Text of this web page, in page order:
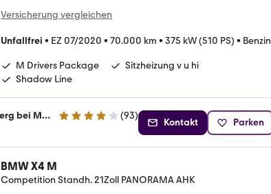
Versicherung vergleichen
Unfallfrei • EZ 07/2020 • 70.000 km • 375 kW (510 PS) • Benzin
M Drivers Package
Sitzheizung v u hi
Shadow Line
Auto Grill GmbH & Co KG Ebersberg bei München 4 Sterne (93)
Kontakt Parken
BMW X4 M
Competition Standh. 21Zoll PANORAMA AHK